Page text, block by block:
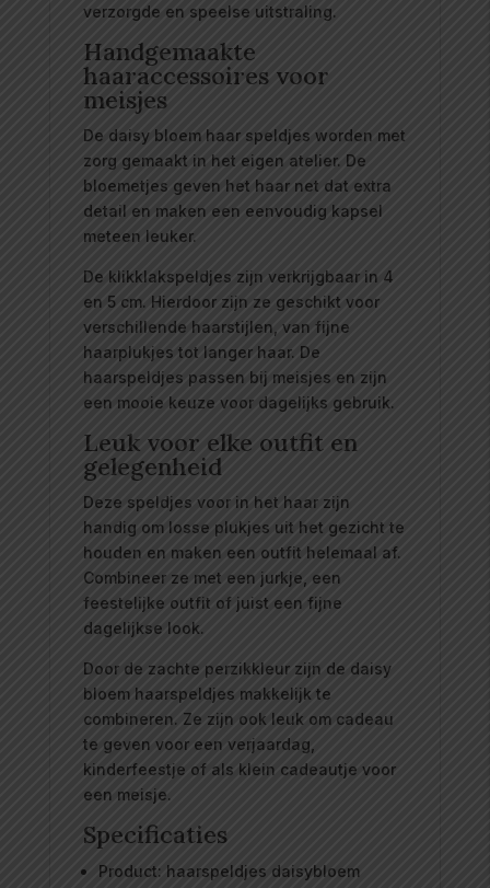
verzorgde en speelse uitstraling.
Handgemaakte
haaraccessoires voor
meisjes
De daisy bloem haar speldjes worden met
zorg gemaakt in het eigen atelier. De
bloemetjes geven het haar net dat extra
detail en maken een eenvoudig kapsel
meteen leuker.
De klikklakspeldjes zijn verkrijgbaar in 4
en 5 cm. Hierdoor zijn ze geschikt voor
verschillende haarstijlen, van fijne
haarplukjes tot langer haar. De
haarspeldjes passen bij meisjes en zijn
een mooie keuze voor dagelijks gebruik.
Leuk voor elke outfit en
gelegenheid
Deze speldjes voor in het haar zijn
handig om losse plukjes uit het gezicht te
houden en maken een outfit helemaal af.
Combineer ze met een jurkje, een
feestelijke outfit of juist een fijne
dagelijkse look.
Door de zachte perzikkleur zijn de daisy
bloem haarspeldjes makkelijk te
combineren. Ze zijn ook leuk om cadeau
te geven voor een verjaardag,
kinderfeestje of als klein cadeautje voor
een meisje.
Specificaties
Product: haarspeldjes daisybloem